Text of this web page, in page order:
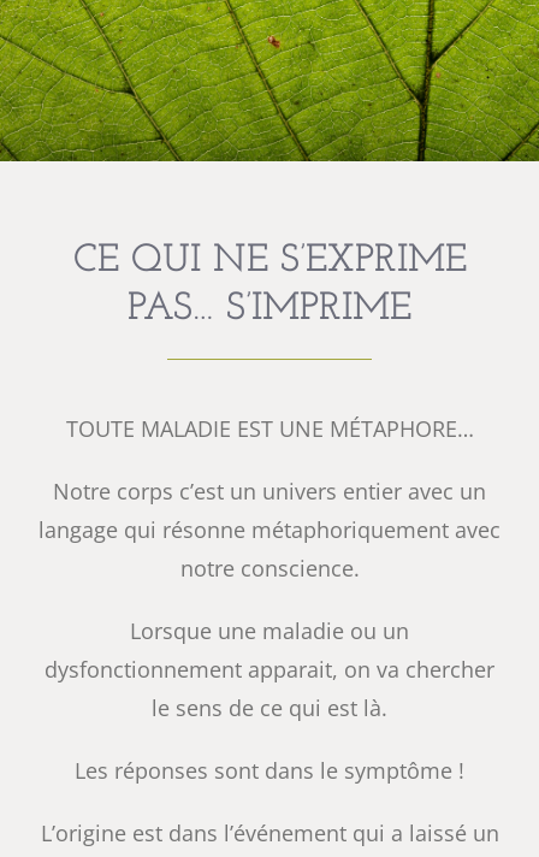
CE QUI NE S’EXPRIME
PAS… S’IMPRIME
TOUTE MALADIE EST UNE MÉTAPHORE…
Notre corps c’est un univers entier avec un
langage qui résonne métaphoriquement avec
notre conscience.
Lorsque une maladie ou un
dysfonctionnement apparait, on va chercher
le sens de ce qui est là.
Les réponses sont dans le symptôme !
L’origine est dans l’événement qui a laissé un